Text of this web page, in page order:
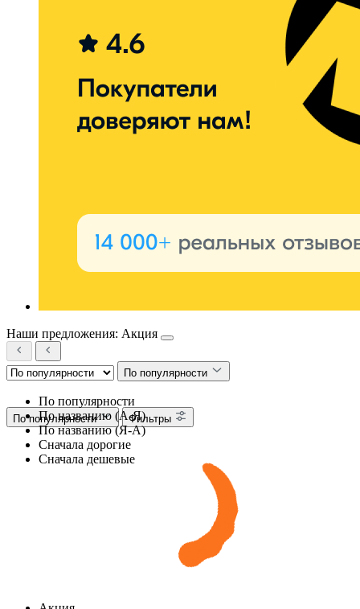
Наши предложения: Акция
По популярности
По популярности
По названию (А-Я)
По названию (Я-А)
Сначала дорогие
Сначала дешевые
По популярности Фильтры